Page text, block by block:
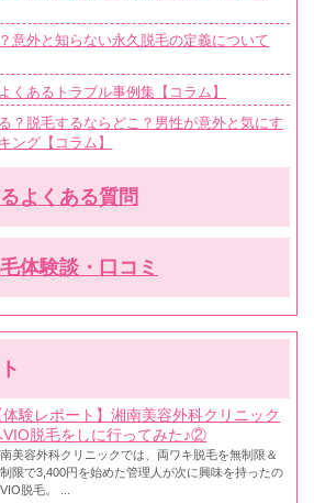
意外と知らない永久脱毛の定義について
くあるトラブル事例集【コラム】
？脱毛するならどこ？男性が意外と気にす
ング【コラム】
よくある質問
体験談・口コミ
体験レポート】湘南美容外科クリニック
VIO脱毛をしに行ってみた♪②
美容外科クリニックでは、両ワキ脱毛を無制限＆
限で3,400円を始めた管理人が次に興味を持ったの
脱毛。 ...